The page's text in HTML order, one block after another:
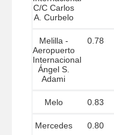
C/C Carlos
A. Curbelo
Melilla -
Aeropuerto
Internacional
Ángel S.
Adami
0.78
Melo 0.83
Mercedes 0.80